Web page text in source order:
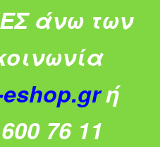
άνω των
ή
76 11